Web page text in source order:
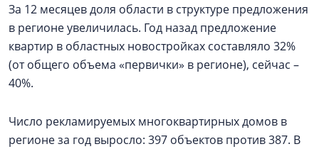
За 12 месяцев доля области в структуре предложения
в регионе увеличилась. Год назад предложение
квартир в областных новостройках составляло 32%
(от общего объема «первички» в регионе), сейчас –
40%.
Число рекламируемых многоквартирных домов в
регионе за год выросло: 397 объектов против 387. В